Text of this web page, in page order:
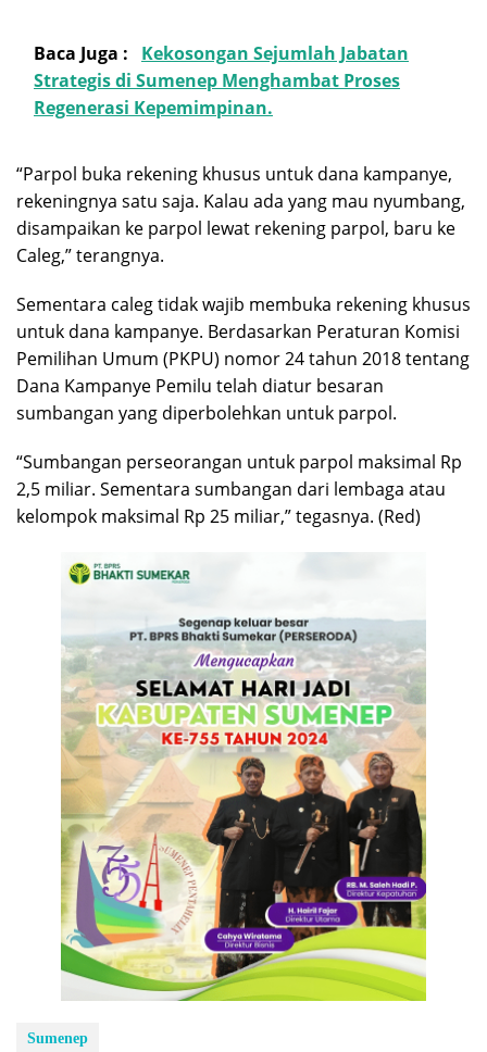
Baca Juga :
Kekosongan Sejumlah Jabatan
Strategis di Sumenep Menghambat Proses
Regenerasi Kepemimpinan.
“Parpol buka rekening khusus untuk dana kampanye,
rekeningnya satu saja. Kalau ada yang mau nyumbang,
disampaikan ke parpol lewat rekening parpol, baru ke
Caleg,” terangnya.
Sementara caleg tidak wajib membuka rekening khusus
untuk dana kampanye. Berdasarkan Peraturan Komisi
Pemilihan Umum (PKPU) nomor 24 tahun 2018 tentang
Dana Kampanye Pemilu telah diatur besaran
sumbangan yang diperbolehkan untuk parpol.
“Sumbangan perseorangan untuk parpol maksimal Rp
2,5 miliar. Sementara sumbangan dari lembaga atau
kelompok maksimal Rp 25 miliar,” tegasnya. (Red)
Sumenep